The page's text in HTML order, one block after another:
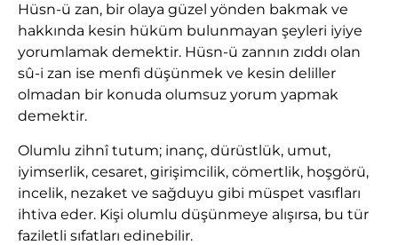
Hüsn-ü zan, bir olaya güzel yönden bakmak ve
hakkında kesin hüküm bulunmayan şeyleri iyiye
yorumlamak demektir. Hüsn-ü zannın zıddı olan
sû-i zan ise menfi düşünmek ve kesin deliller
olmadan bir konuda olumsuz yorum yapmak
demektir.
Olumlu zihnî tutum; inanç, dürüstlük, umut,
iyimserlik, cesaret, girişimcilik, cömertlik, hoşgörü,
incelik, nezaket ve sağduyu gibi müspet vasıfları
ihtiva eder. Kişi olumlu düşünmeye alışırsa, bu tür
faziletli sıfatları edinebilir.